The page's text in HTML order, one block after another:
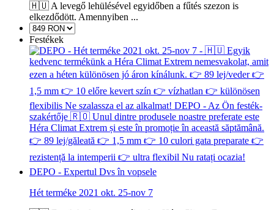
🇭🇺 A levegő lehülésével egyidőben a fűtés szezon is
elkezdődött. Amennyiben ...
Festékek
Hét terméke 2021 okt. 25-nov 7